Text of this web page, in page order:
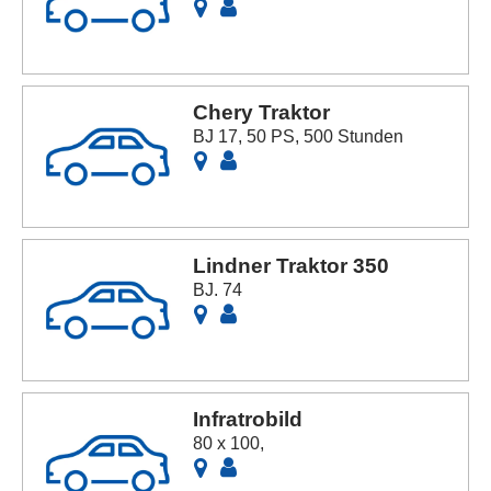
Chery Traktor
BJ 17, 50 PS, 500 Stunden
Lindner Traktor 350
BJ. 74
Infratrobild
80 x 100,